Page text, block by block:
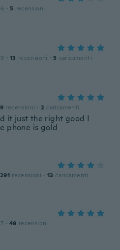
· 5 recensioni
· 13 recensioni · 5 caricamenti
9 recensioni · 2 caricamenti
it just the right good I
phone is gold
291 recensioni · 13 caricamenti
· 49 recensioni